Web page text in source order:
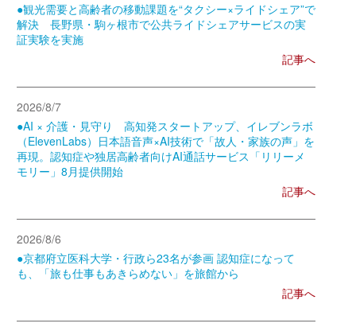
●観光需要と高齢者の移動課題を“タクシー×ライドシェア”で
解決 長野県・駒ヶ根市で公共ライドシェアサービスの実
証実験を実施
記事へ
2026/8/7
●AI × 介護・見守り 高知発スタートアップ、イレブンラボ
（ElevenLabs）日本語音声×AI技術で「故人・家族の声」を
再現。認知症や独居高齢者向けAI通話サービス「リリーメ
モリー」8月提供開始
記事へ
2026/8/6
●京都府立医科大学・行政ら23名が参画 認知症になって
も、「旅も仕事もあきらめない」を旅館から
記事へ